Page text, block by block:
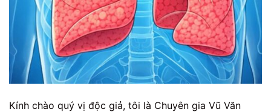
Kính chào quý vị độc giả, tôi là Chuyên gia Vũ Văn